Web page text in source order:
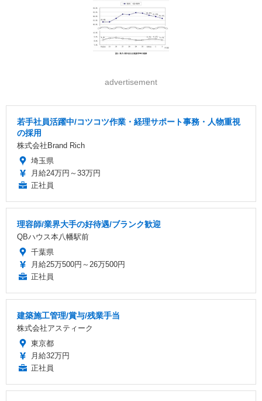
advertisement
若手社員活躍中/コツコツ作業・経理サポート事務・人物重視
の採用
株式会社Brand Rich
埼玉県
月給24万円～33万円
正社員
理容師/業界大手の好待遇/ブランク歓迎
QBハウス本八幡駅前
千葉県
月給25万500円～26万500円
正社員
建築施工管理/賞与/残業手当
株式会社アスティーク
東京都
月給32万円
正社員